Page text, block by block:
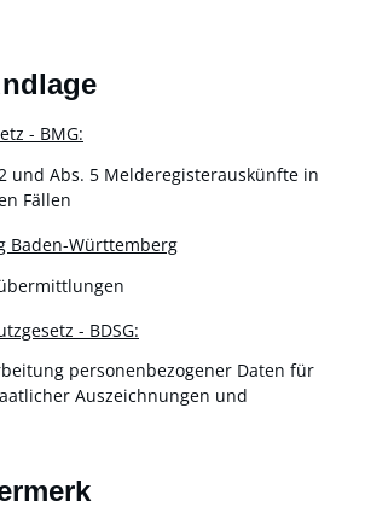
- BMG:
und Abs. 5 Melderegisterauskünfte in
Fällen
Baden-Württemberg
- BDSG:
personenbezogener Daten für
Auszeichnungen und